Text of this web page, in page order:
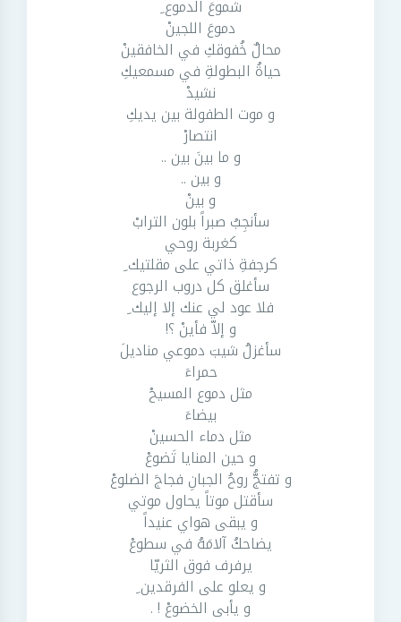
شموعَ الدموع ِ
دموعَ اللجينْ
محالٌ خُفوقكِ في الخافقينْ
حياةُ البطولةِ في مسمعيكِ
نشيدْ
و موت الطفولة بين يديكِ
انتصارْ
و ما بينَ بين ..
و بين ..
و بينْ
سأنجِبُ صبراً بلون الترابْ
كغربة روحي
كرجفةِ ذاتي على مقلتيك ِ
سأغلق كل دروب الرجوع
فلا عود لي عنك إلا إليك ِ
و إلاّ فأينْ ؟!
سأغزلُ شيبَ دموعي مناديلَ
حمراءَ
مثل دموع المسيحْ
بيضاءَ
مثل دماء الحسينْ
و حين المنايا تَضوعْ
و تفتجُّ روحُ الجبانِ فجاجَ الضلوعْ
سأقتل موتاً يحاول موتي
و يبقى هواي عنيداً
يضاحكُ آلامَهُ في سطوعْ
يرفرف فوق الثريّا
و يعلو على الفرقدين ِ
و يأبى الخضوعْ ! .